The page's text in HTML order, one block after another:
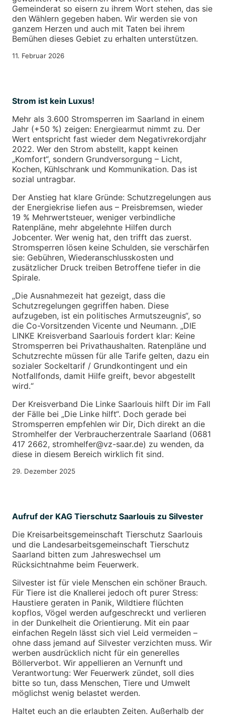
Gemeinderat so eisern zu ihrem Wort stehen, das sie
den Wählern gegeben haben. Wir werden sie von
ganzem Herzen und auch mit Taten bei ihrem
Bemühen dieses Gebiet zu erhalten unterstützen.
11. Februar 2026
Strom ist kein Luxus!
Mehr als 3.600 Stromsperren im Saarland in einem
Jahr (+50 %) zeigen: Energiearmut nimmt zu. Der
Wert entspricht fast wieder dem Negativrekordjahr
2022. Wer den Strom abstellt, kappt keinen
„Komfort“, sondern Grundversorgung – Licht,
Kochen, Kühlschrank und Kommunikation. Das ist
sozial untragbar.
Der Anstieg hat klare Gründe: Schutzregelungen aus
der Energiekrise liefen aus – Preisbremsen, wieder
19 % Mehrwertsteuer, weniger verbindliche
Ratenpläne, mehr abgelehnte Hilfen durch
Jobcenter. Wer wenig hat, den trifft das zuerst.
Stromsperren lösen keine Schulden, sie verschärfen
sie: Gebühren, Wiederanschlusskosten und
zusätzlicher Druck treiben Betroffene tiefer in die
Spirale.
„Die Ausnahmezeit hat gezeigt, dass die
Schutzregelungen gegriffen haben. Diese
aufzugeben, ist ein politisches Armutszeugnis“, so
die Co-Vorsitzenden Vicente und Neumann. „DIE
LINKE Kreisverband Saarlouis fordert klar: Keine
Stromsperren bei Privathaushalten. Ratenpläne und
Schutzrechte müssen für alle Tarife gelten, dazu ein
sozialer Sockeltarif / Grundkontingent und ein
Notfallfonds, damit Hilfe greift, bevor abgestellt
wird.“
Der Kreisverband Die Linke Saarlouis hilft Dir im Fall
der Fälle bei „Die Linke hilft“. Doch gerade bei
Stromsperren empfehlen wir Dir, Dich direkt an die
Stromhelfer der Verbraucherzentrale Saarland (0681
417 2662, stromhelfer@vz-saar.de) zu wenden, da
diese in diesem Bereich wirklich fit sind.
29. Dezember 2025
Aufruf der KAG Tierschutz Saarlouis zu Silvester
Die Kreisarbeitsgemeinschaft Tierschutz Saarlouis
und die Landesarbeitsgemeinschaft Tierschutz
Saarland bitten zum Jahreswechsel um
Rücksichtnahme beim Feuerwerk.
Silvester ist für viele Menschen ein schöner Brauch.
Für Tiere ist die Knallerei jedoch oft purer Stress:
Haustiere geraten in Panik, Wildtiere flüchten
kopflos, Vögel werden aufgeschreckt und verlieren
in der Dunkelheit die Orientierung. Mit ein paar
einfachen Regeln lässt sich viel Leid vermeiden –
ohne dass jemand auf Silvester verzichten muss. Wir
werben ausdrücklich nicht für ein generelles
Böllerverbot. Wir appellieren an Vernunft und
Verantwortung: Wer Feuerwerk zündet, soll dies
bitte so tun, dass Menschen, Tiere und Umwelt
möglichst wenig belastet werden.
Haltet euch an die erlaubten Zeiten. Außerhalb der